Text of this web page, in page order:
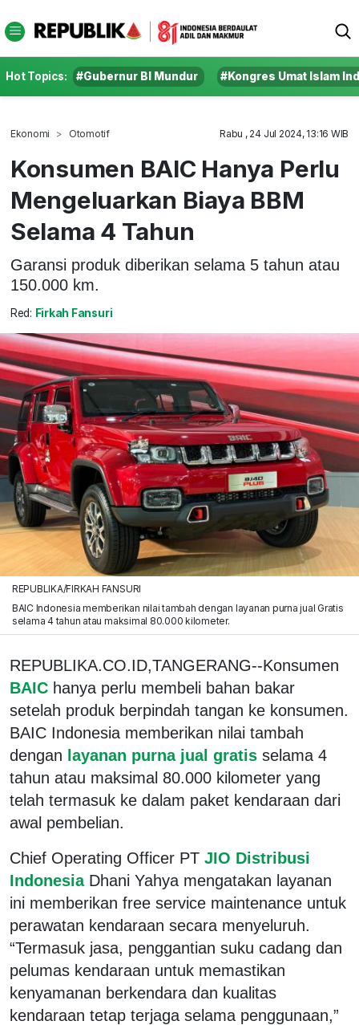
Hot Topics: #Gubernur BI Mundur #Kongres Umat Islam
Ekonomi Otomotif Rabu , 24 Jul 2024, 13:16 WIB
Konsumen BAIC Hanya Perlu
Mengeluarkan Biaya BBM
Selama 4 Tahun
Garansi produk diberikan selama 5 tahun atau
150.000 km.
Red: Firkah Fansuri
REPUBLIKA/FIRKAH FANSURI
BAIC Indonesia memberikan nilai tambah dengan layanan purna jual Gratis
selama 4 tahun atau maksimal 80.000 kilometer.
REPUBLIKA.CO.ID,TANGERANG--Konsumen
BAIC hanya perlu membeli bahan bakar
setelah produk berpindah tangan ke konsumen.
BAIC Indonesia memberikan nilai tambah
dengan layanan purna jual gratis selama 4
tahun atau maksimal 80.000 kilometer yang
telah termasuk ke dalam paket kendaraan dari
awal pembelian.
Chief Operating Officer PT JIO Distribusi
Indonesia Dhani Yahya mengatakan layanan
ini memberikan free service maintenance untuk
perawatan kendaraan secara menyeluruh.
“Termasuk jasa, penggantian suku cadang dan
pelumas kendaraan untuk memastikan
kenyamanan berkendara dan kualitas
kendaraan tetap terjaga selama penggunaan,”